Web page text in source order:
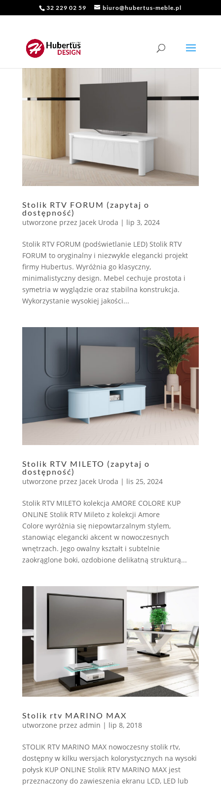
32 229 02 59 biuro@hubertus-meble.pl
Stolik RTV FORUM (zapytaj o
dostępność)
utworzone przez Jacek Uroda | lip 3, 2024
Stolik RTV FORUM (podświetlanie LED) Stolik RTV
FORUM to oryginalny i niezwykle elegancki projekt
firmy Hubertus. Wyróżnia go klasyczny,
minimalistyczny design. Mebel cechuje prostota i
symetria w wyglądzie oraz stabilna konstrukcja.
Wykorzystanie wysokiej jakości...
Stolik RTV MILETO (zapytaj o
dostępność)
utworzone przez Jacek Uroda | lis 25, 2024
Stolik RTV MILETO kolekcja AMORE COLORE KUP
ONLINE Stolik RTV Mileto z kolekcji Amore
Colore wyróżnia się niepowtarzalnym stylem,
stanowiąc elegancki akcent w nowoczesnych
wnętrzach. Jego owalny kształt i subtelnie
zaokrąglone boki, ozdobione delikatną strukturą...
Stolik rtv MARINO MAX
utworzone przez admin | lip 8, 2018
STOLIK RTV MARINO MAX nowoczesny stolik rtv,
dostępny w kilku wersjach kolorystycznych na wysoki
połysk KUP ONLINE Stolik RTV MARINO MAX jest
przeznaczony do zawieszenia ekranu LCD, LED lub